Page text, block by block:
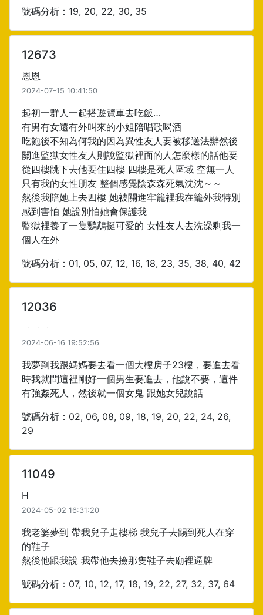
號碼分析：19, 20, 22, 30, 35
12673
恩恩
2024-07-15 10:41:50
起初一群人一起搭遊覽車去吃飯…
有男有女還有外叫來的小姐陪唱歌喝酒
吃飽後不知為何我的因為異性友人要被移送法辦然後
關進監獄女性友人則說監獄裡面的人怎麼樣的話他要
從四樓跳下去他要住四樓 四樓是死人區域 空無一人
只有我的女性朋友 整個感覺陰森森死氣沈沈～～
然後我陪她上去四樓 她被關進牢籠裡我在籠外我特別
感到害怕 她說別怕她會保護我
監獄裡養了一隻鸚鵡挺可愛的 女性友人去洗澡剩我一
個人在外
號碼分析：01, 05, 07, 12, 16, 18, 23, 35, 38, 40, 42
12036
ㄧㄧㄧ
2024-06-16 19:52:56
我夢到我跟媽媽要去看一個大樓房子23樓，要進去看
時我就問這裡剛好一個男生要進去，他說不要，這件
有強姦死人，然後就一個女鬼 跟她女兒說話
號碼分析：02, 06, 08, 09, 18, 19, 20, 22, 24, 26,
29
11049
H
2024-05-02 16:31:20
我老婆夢到 帶我兒子走樓梯 我兒子去踢到死人在穿
的鞋子
然後他跟我說 我帶他去撿那隻鞋子去廟裡逼牌
號碼分析：07, 10, 12, 17, 18, 19, 22, 27, 32, 37, 64